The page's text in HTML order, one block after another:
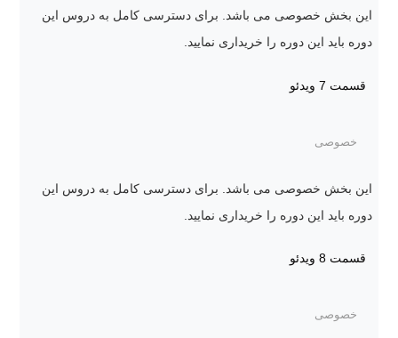
این بخش خصوصی می باشد. برای دسترسی کامل به دروس این
دوره باید این دوره را خریداری نمایید.
قسمت 7 ویدئو
خصوصی
این بخش خصوصی می باشد. برای دسترسی کامل به دروس این
دوره باید این دوره را خریداری نمایید.
قسمت 8 ویدئو
خصوصی